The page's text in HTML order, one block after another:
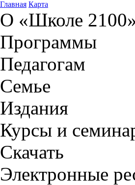
Главная Карта
О «Школе
Программы
Педагогам
Семье
Издания
Курсы и
Скачать
Электронные